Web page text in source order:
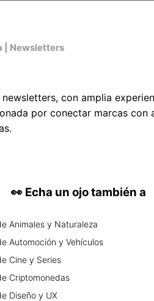
| Newsletters
con amplia
por conectar marcas con
👀 Echa un ojo también a
Animales y Naturaleza
Automoción y Vehículos
Cine y Series
Criptomonedas
Diseño y UX